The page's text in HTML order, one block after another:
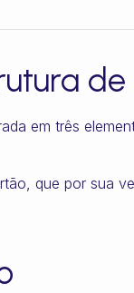
de
em três
que por sua